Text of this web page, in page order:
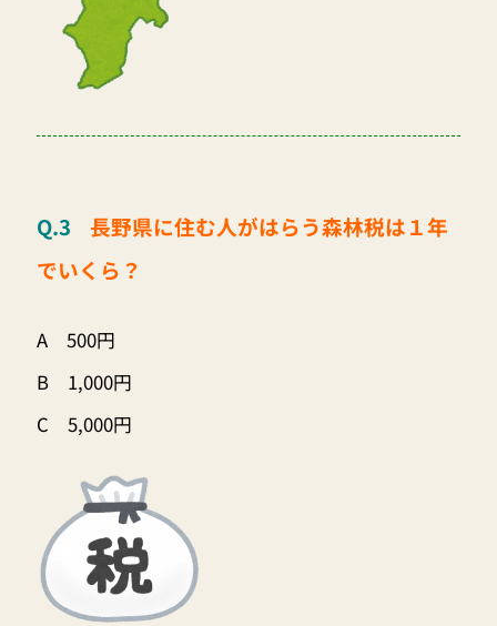
Q.3
長野県に住む人がはらう森林税は１年
でいくら？
A 500円
B 1,000円
C 5,000円